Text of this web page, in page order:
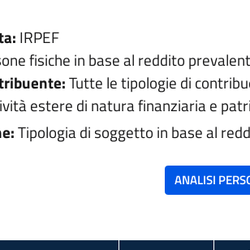
IRPEF
fisiche in base al reddito
Tutte le tipologie di
estere di natura finanziaria e
Tipologia di soggetto in base al